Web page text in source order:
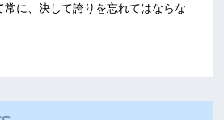
に、決して誇りを忘れてはならな